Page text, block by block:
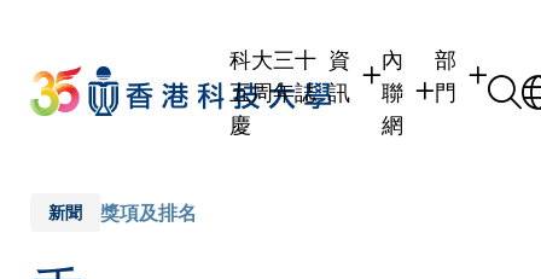
main
content
科大三十
五周年誌
慶
資
訊
內
聯
網
部
門
新聞 獎項及排名